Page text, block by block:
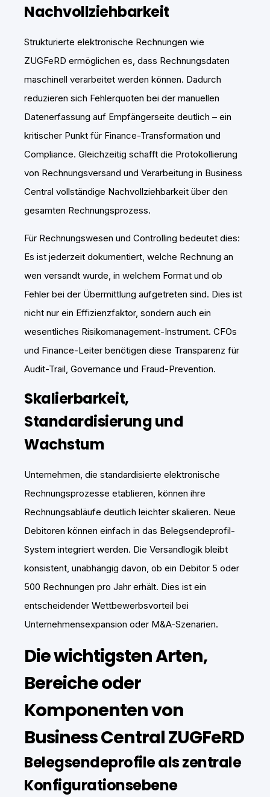
Nachvollziehbarkeit
Strukturierte elektronische Rechnungen wie
ZUGFeRD ermöglichen es, dass Rechnungsdaten
maschinell verarbeitet werden können. Dadurch
reduzieren sich Fehlerquoten bei der manuellen
Datenerfassung auf Empfängerseite deutlich – ein
kritischer Punkt für Finance-Transformation und
Compliance. Gleichzeitig schafft die Protokollierung
von Rechnungsversand und Verarbeitung in Business
Central vollständige Nachvollziehbarkeit über den
gesamten Rechnungsprozess.
Für Rechnungswesen und Controlling bedeutet dies:
Es ist jederzeit dokumentiert, welche Rechnung an
wen versandt wurde, in welchem Format und ob
Fehler bei der Übermittlung aufgetreten sind. Dies ist
nicht nur ein Effizienzfaktor, sondern auch ein
wesentliches Risikomanagement-Instrument. CFOs
und Finance-Leiter benötigen diese Transparenz für
Audit-Trail, Governance und Fraud-Prevention.
Skalierbarkeit,
Standardisierung und
Wachstum
Unternehmen, die standardisierte elektronische
Rechnungsprozesse etablieren, können ihre
Rechnungsabläufe deutlich leichter skalieren. Neue
Debitoren können einfach in das Belegsendeprofil-
System integriert werden. Die Versandlogik bleibt
konsistent, unabhängig davon, ob ein Debitor 5 oder
500 Rechnungen pro Jahr erhält. Dies ist ein
entscheidender Wettbewerbsvorteil bei
Unternehmensexpansion oder M&A-Szenarien.
Die wichtigsten Arten,
Bereiche oder
Komponenten von
Business Central ZUGFeRD
Belegsendeprofile als zentrale
Konfigurationsebene